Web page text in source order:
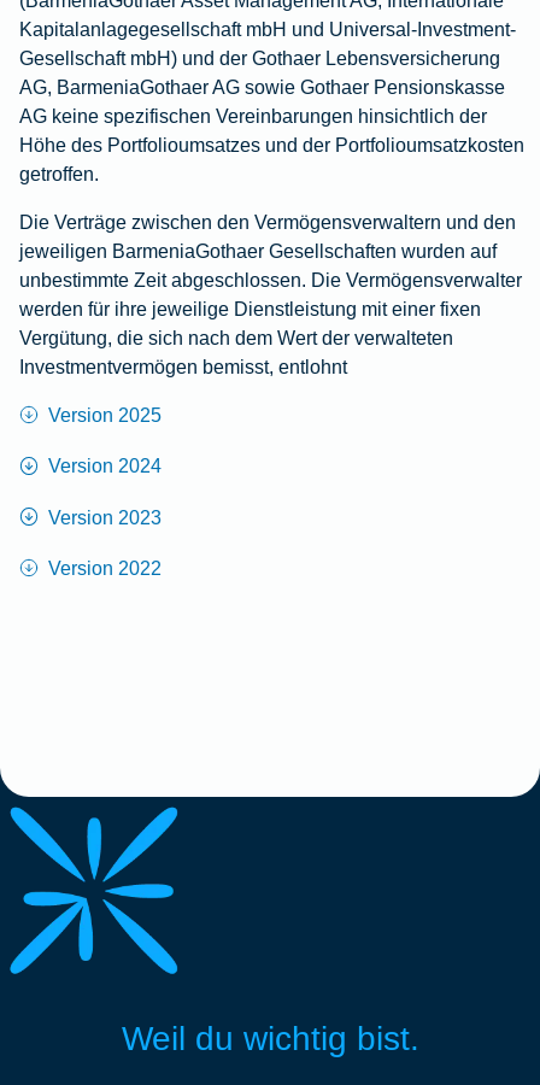
Kapitalanlagegesellschaft mbH und Universal-Investment-
Gesellschaft mbH) und der Gothaer Lebensversicherung
AG, BarmeniaGothaer AG sowie Gothaer Pensionskasse
AG keine spezifischen Vereinbarungen hinsichtlich der
Höhe des Portfolioumsatzes und der Portfolioumsatzkosten
getroffen.
Die Verträge zwischen den Vermögensverwaltern und den
jeweiligen BarmeniaGothaer Gesellschaften wurden auf
unbestimmte Zeit abgeschlossen. Die Vermögensverwalter
werden für ihre jeweilige Dienstleistung mit einer fixen
Vergütung, die sich nach dem Wert der verwalteten
Investmentvermögen bemisst, entlohnt
Version 2025
Version 2024
Version 2023
Version 2022
Weil du wichtig bist.